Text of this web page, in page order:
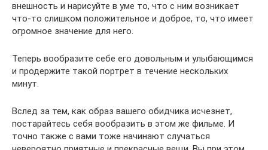
внешность и нарисуйте в уме то, что с ним возникает
что-то слишком положительное и доброе, то, что имеет
огромное значение для него.
Теперь вообразите себе его довольным и улыбающимся
и продержите такой портрет в течение нескольких
минут.
Вслед за тем, как образ вашего обидчика исчезнет,
постарайтесь себя вообразить в этом же фильме. И
точно также с вами тоже начинают случаться